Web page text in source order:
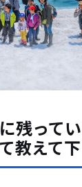
残って
教えて下